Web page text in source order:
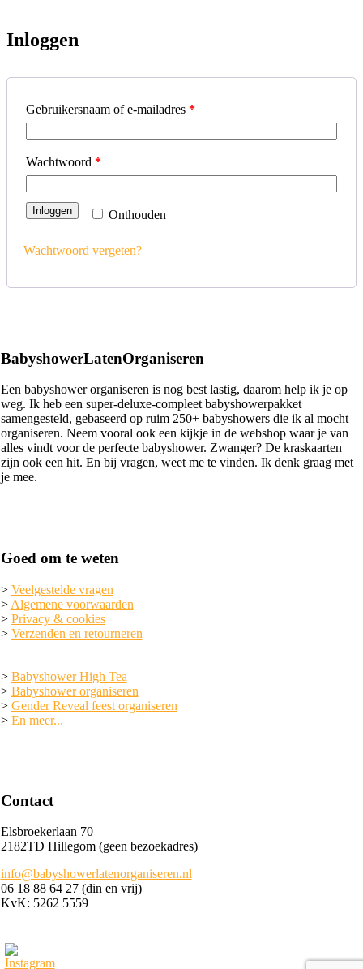
Inloggen
Gebruikersnaam of e-mailadres *
Wachtwoord *
Onthouden
Inloggen
Wachtwoord vergeten?
BabyshowerLatenOrganiseren
Een babyshower organiseren is nog best lastig, daarom help ik je op
weg. Ik heb een super-deluxe-compleet babyshowerpakket
samengesteld, gebaseerd op ruim 250+ babyshowers die ik al mocht
organiseren. Neem vooral ook een kijkje in de webshop waar je van
alles vindt voor de perfecte babyshower. Zwanger? De kraskaarten
zijn ook een hit. En bij vragen, weet me te vinden. Ik denk graag met
je mee.
Goed om te weten
> Veelgestelde vragen
> Algemene voorwaarden
> Privacy & cookies
> Verzenden en retourneren
> Babyshower High Tea
> Babyshower organiseren
> Gender Reveal feest organiseren
> En meer...
Contact
Elsbroekerlaan 70
2182TD Hillegom (geen bezoekadres)
info@babyshowerlatenorganiseren.nl
06 18 88 64 27 (din en vrij)
KvK: 5262 5559